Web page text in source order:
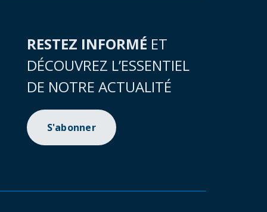
RESTEZ INFORMÉ ET
DÉCOUVREZ L’ESSENTIEL
DE NOTRE ACTUALITÉ
S'abonner